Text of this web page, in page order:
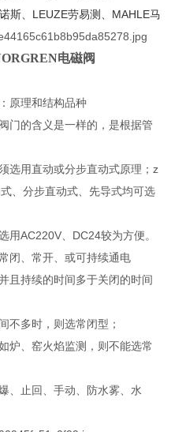
斯、LEUZE劳易测、MAHLE马
电磁阀
原理和结构品种
门的含义是一样的，是根据管
选用直动或分步直动式原理；z
、分步直动式、先导式均可选
用AC220V、DC24较为方便。
闭、常开、或可持续通电
且持续的时间多于关闭的时间
不多时，则选常闭型；
炉、窑火焰监测，则不能选常
、止回、手动、防水雾、水